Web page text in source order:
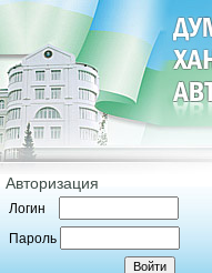
Авторизация
Логин
Пароль